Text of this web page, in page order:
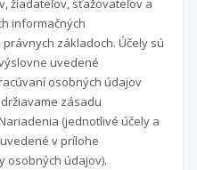
žiadateľov, sťažovateľov a
informačných
základoch. Účely sú
uvedené
osobných údajov
zásadu
(jednotlivé účely a
v prílohe
osobných údajov).